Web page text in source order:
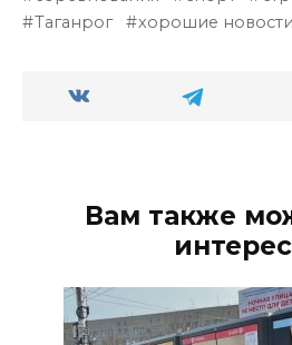
Таганрог
хорошие новости
Вам также